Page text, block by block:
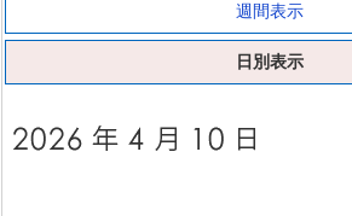
週間表示
日別表示